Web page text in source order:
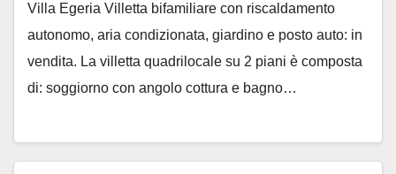
Villa Egeria Villetta bifamiliare con riscaldamento
autonomo, aria condizionata, giardino e posto auto: in
vendita. La villetta quadrilocale su 2 piani è composta
di: soggiorno con angolo cottura e bagno…